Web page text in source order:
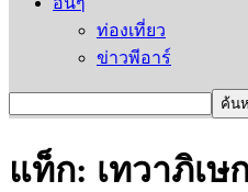
ท่องเที่ยว
ข่าวพีอาร์
แท็ก: เทวาภิเษ